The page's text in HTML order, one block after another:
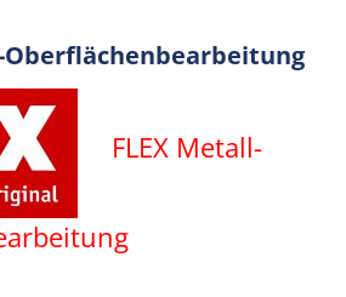
FLEX Metall-